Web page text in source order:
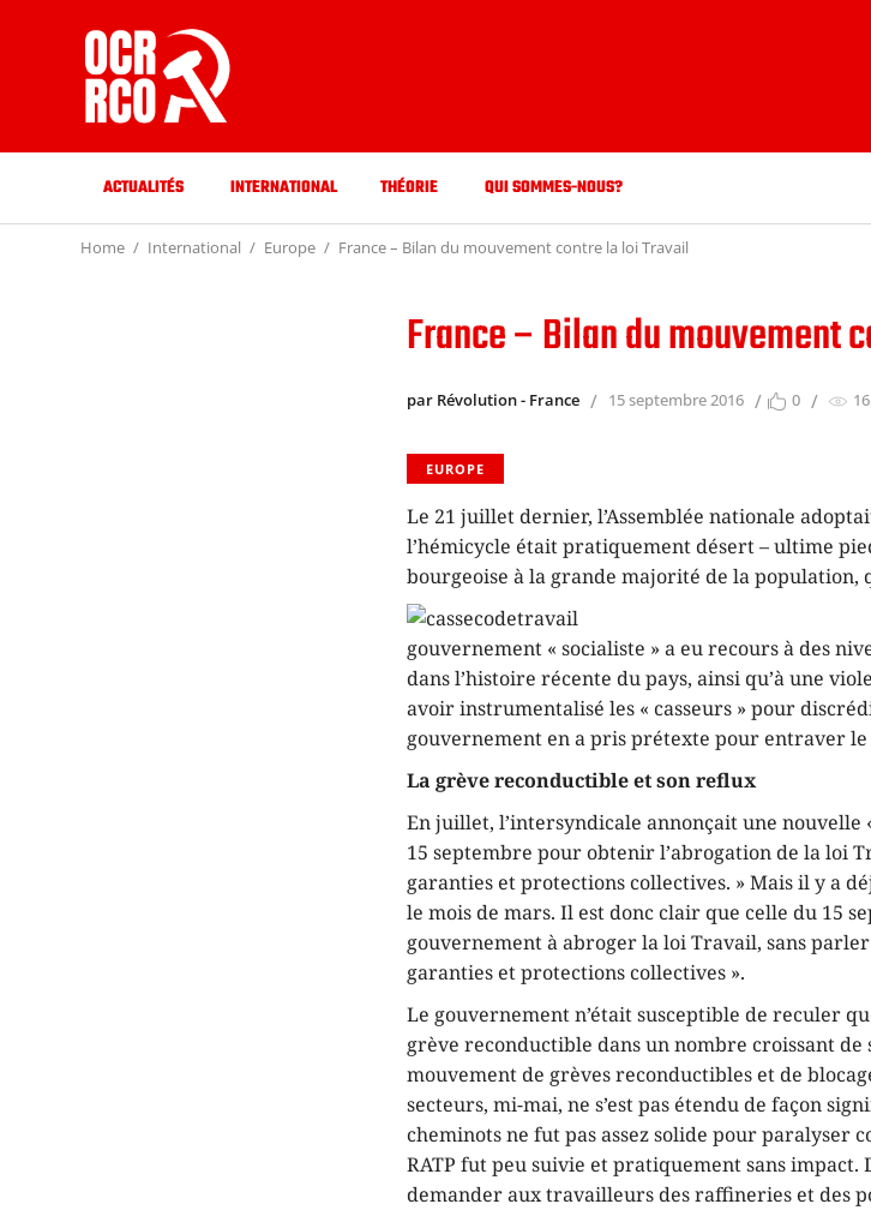
ACTUALITÉS INTERNATIONAL THÉORIE QUI SOMMES-NOUS?
Home International Europe France – Bilan du mouvement contre la loi Travail
France – Bilan du mouvement
par Révolution - France 15 septembre 2016 0
EUROPE
Le 21 juillet dernier, l’Assemblée nationale
l’hémicycle était pratiquement désert – ultime
bourgeoise à la grande majorité de la
gouvernement « socialiste » a eu recours à des
dans l’histoire récente du pays, ainsi qu’à une
avoir instrumentalisé les « casseurs » pour
gouvernement en a pris prétexte pour entraver
La grève reconductible et son reflux
En juillet, l’intersyndicale annonçait une nouvelle
15 septembre pour obtenir l’abrogation de la loi
garanties et protections collectives. » Mais il y a
le mois de mars. Il est donc clair que celle du 15
gouvernement à abroger la loi Travail, sans
garanties et protections collectives ».
Le gouvernement n’était susceptible de reculer
grève reconductible dans un nombre croissant de
mouvement de grèves reconductibles et de
secteurs, mi-mai, ne s’est pas étendu de façon
cheminots ne fut pas assez solide pour paralyser
RATP fut peu suivie et pratiquement sans impact.
demander aux travailleurs des raffineries et des